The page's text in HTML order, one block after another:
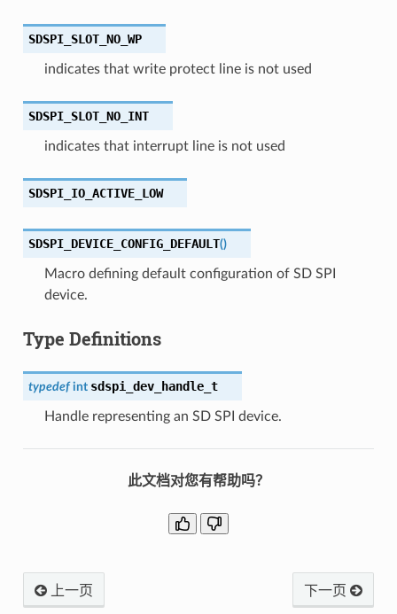
SDSPI_SLOT_NO_WP
indicates that write protect line is not used
SDSPI_SLOT_NO_INT
indicates that interrupt line is not used
SDSPI_IO_ACTIVE_LOW
SDSPI_DEVICE_CONFIG_DEFAULT()
Macro defining default configuration of SD SPI
device.
Type Definitions
typedef int sdspi_dev_handle_t
Handle representing an SD SPI device.
此文档对您有帮助吗？
上一页 下一页